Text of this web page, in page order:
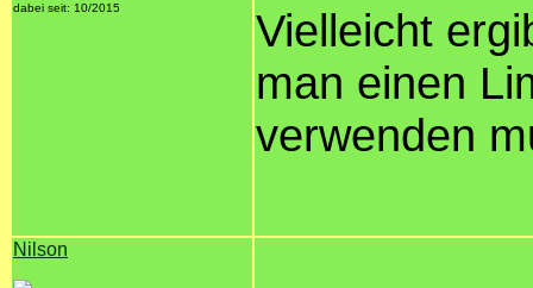
dabei seit: 10/2015
Vielleicht
man einen
verwenden
Nilson